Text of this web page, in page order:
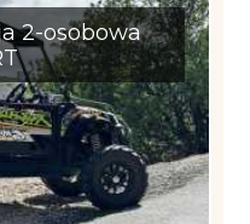
2-osobowa